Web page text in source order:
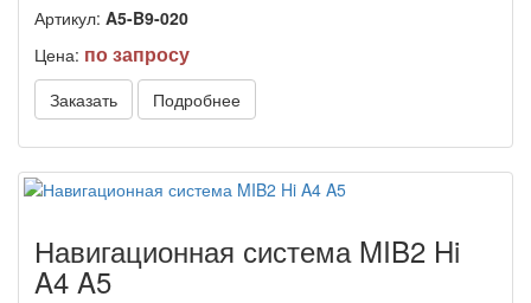
Артикул: A5-B9-020
Цена: по запросу
Заказать Подробнее
Навигационная система MIB2 Hi
A4 A5